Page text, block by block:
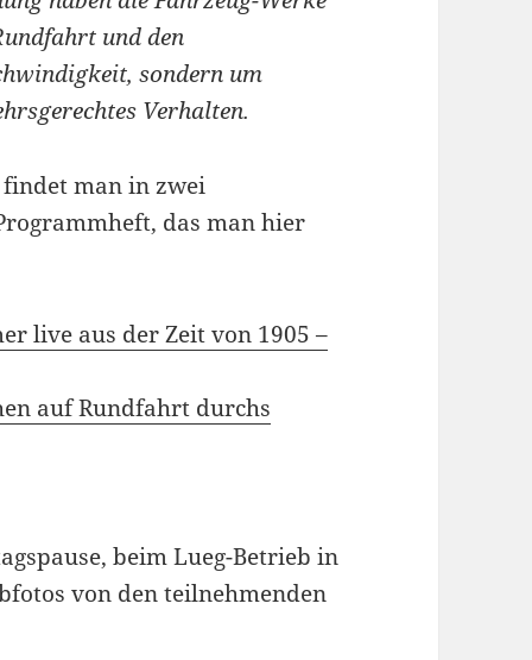
und den
sondern um
Verhalten.
man in zwei
das man hier
live aus der Zeit von 1905 –
auf Rundfahrt durchs
beim Lueg-Betrieb in
von den teilnehmenden